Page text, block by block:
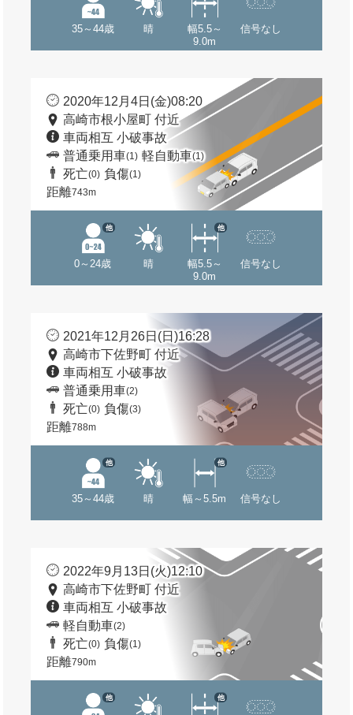
35～44歳 晴
幅5.5～
9.0m
信号なし
2020年12月4日(金)08:20
高崎市根小屋町 付近
車両相互 小破事故
普通乗用車(1) 軽自動車(1)
死亡(0) 負傷(1)
距離743m
0～24歳
他
晴
幅5.5～
9.0m
他
信号なし
2021年12月26日(日)16:28
高崎市下佐野町 付近
車両相互 小破事故
普通乗用車(2)
死亡(0) 負傷(3)
距離788m
35～44歳
他
晴 幅～5.5m
他
信号なし
2022年9月13日(火)12:10
高崎市下佐野町 付近
車両相互 小破事故
軽自動車(2)
死亡(0) 負傷(1)
距離790m
他 他